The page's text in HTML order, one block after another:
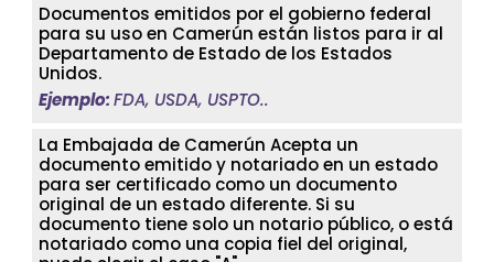
Documentos emitidos por el gobierno federal
para su uso en Camerún están listos para ir al
Departamento de Estado de los Estados
Unidos.
Ejemplo:FDA, USDA, USPTO..
La Embajada de Camerún Acepta un
documento emitido y notariado en un estado
para ser certificado como un documento
original de un estado diferente. Si su
documento tiene solo un notario público, o está
notariado como una copia fiel del original,